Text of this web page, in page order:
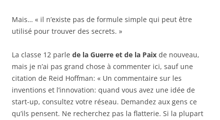
Mais… « il n’existe pas de formule simple qui peut être
utilisé pour trouver des secrets. »
La classe 12 parle de ​​la Guerre et de la Paix de nouveau,
mais je n’ai pas grand chose à commenter ici, sauf une
citation de Reid Hoffman: « Un commentaire sur les
inventions et l’innovation: quand vous avez une idée de
start-up, consultez votre réseau. Demandez aux gens ce
qu’ils pensent. Ne recherchez pas la flatterie. Si la plupart